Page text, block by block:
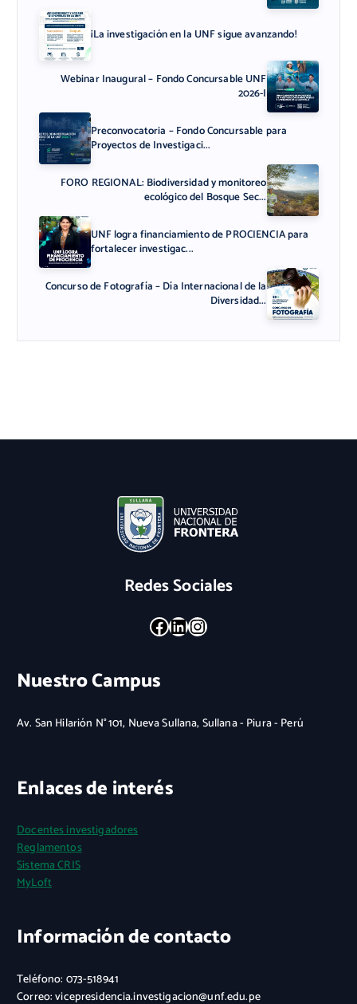
¡La investigación en la UNF sigue avanzando!
Webinar Inaugural – Fondo Concursable UNF
2026-I
Preconvocatoria – Fondo Concursable para
Proyectos de Investigaci...
FORO REGIONAL: Biodiversidad y monitoreo
ecológico del Bosque Sec...
UNF logra financiamiento de PROCIENCIA para
fortalecer investigac...
Concurso de Fotografía – Día Internacional de la
Diversidad...
Redes Sociales
Facebook LinkedIn Instagram
Nuestro Campus
Av. San Hilarión N° 101, Nueva Sullana, Sullana - Piura - Perú
Enlaces de interés
Docentes investigadores
Reglamentos
Sistema CRIS
MyLoft
Información de contacto
Teléfono: 073-518941
Correo: vicepresidencia.investigacion@unf.edu.pe